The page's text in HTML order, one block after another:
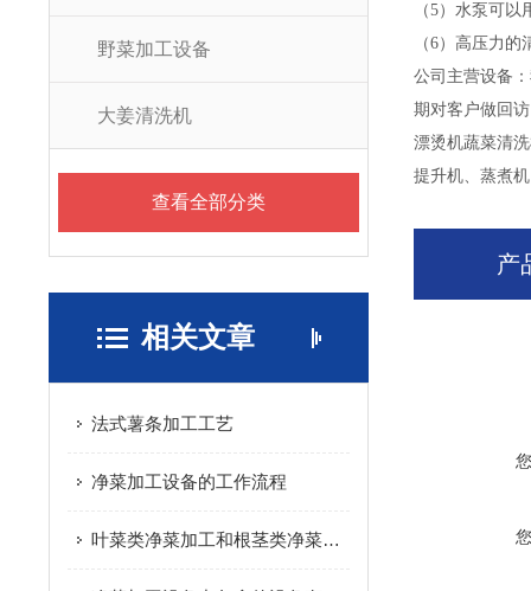
野菜加工设备
大姜清洗机
查看全部分类
相关文章
法式薯条加工工艺
净菜加工设备的工作流程
叶菜类净菜加工和根茎类净菜加工这个两种模式的区别是什么？
（5）水泵可
（6）高压力
公司主营设备
期对客户做回
漂烫机蔬菜清
提升机、蒸煮
产